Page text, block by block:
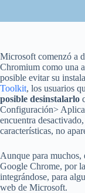
Microsoft comenzó a
Chromium como una
posible evitar su
Toolkit, los usuarios
posible desinstalarlo
Configuración>
encuentra
características, no
Aunque para muchos,
Google Chrome, por
integrándose, para
web de Microsoft.